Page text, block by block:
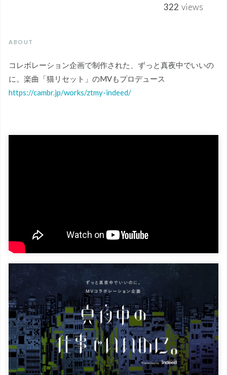
322 views
ABOUT
コレボレーション企画で制作された、ずっと真夜中でいいの
に。楽曲「猫リセット」のMVもプロデュース
https://cambr.jp/works/ztmy-indeed/